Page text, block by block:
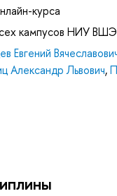
курса
кампусов НИУ ВШЭ
Евгений
Александр Львович,